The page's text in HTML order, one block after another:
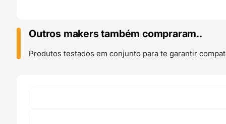
Outros makers também compraram..
Produtos testados em conjunto para te garantir